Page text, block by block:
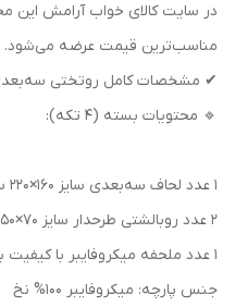
در سایت کالای خواب آرامش این
مناسب‌ترین قیمت عرضه می‌شود.
✔ مشخصات کامل روتختی سه‌بعدی
🔹 محتویات بسته (۴ تکه):
۱ عدد لحاف سه‌بعدی سایز ۱۶۰×۲۲۰ سانتی‌متر
۲ عدد روبالشتی طرحدار سایز ۷۰×۵۰
۱ عدد ملحفه میکروفایبر با کیفیت بالا
جنس پارچه: میکروفایبر 100% نخ